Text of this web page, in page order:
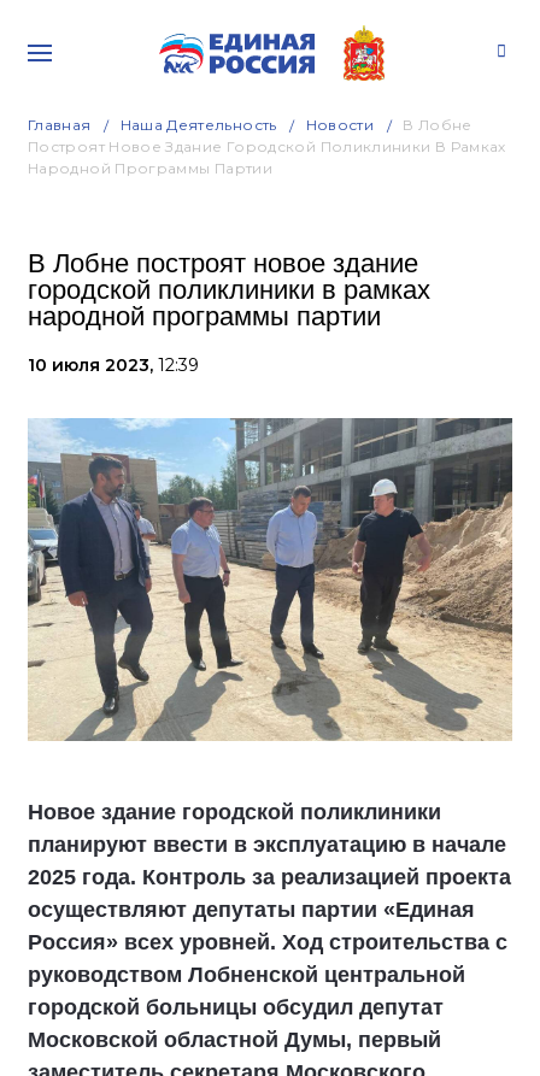
Главная Наша Деятельность Новости
В Лобне
Построят Новое Здание Городской Поликлиники В Рамках
Народной Программы Партии
В Лобне построят новое здание
городской поликлиники в рамках
народной программы партии
10 июля 2023, 12:39
Новое здание городской поликлиники
планируют ввести в эксплуатацию в начале
2025 года. Контроль за реализацией проекта
осуществляют депутаты партии «Единая
Россия» всех уровней. Ход строительства с
руководством Лобненской центральной
городской больницы обсудил депутат
Московской областной Думы, первый